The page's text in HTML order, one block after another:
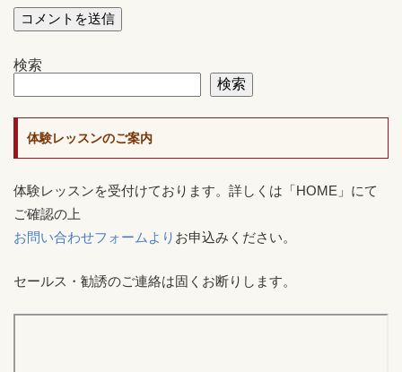
検索
検索
体験レッスンのご案内
体験レッスンを受付けております。詳しくは「HOME」にて
ご確認の上
お問い合わせフォームより お申込みください。
セールス・勧誘のご連絡は固くお断りします。